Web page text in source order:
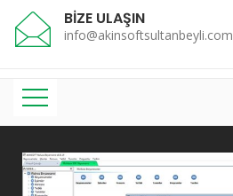
BİZE ULAŞIN
info@akinsoftsultanbeyli.com